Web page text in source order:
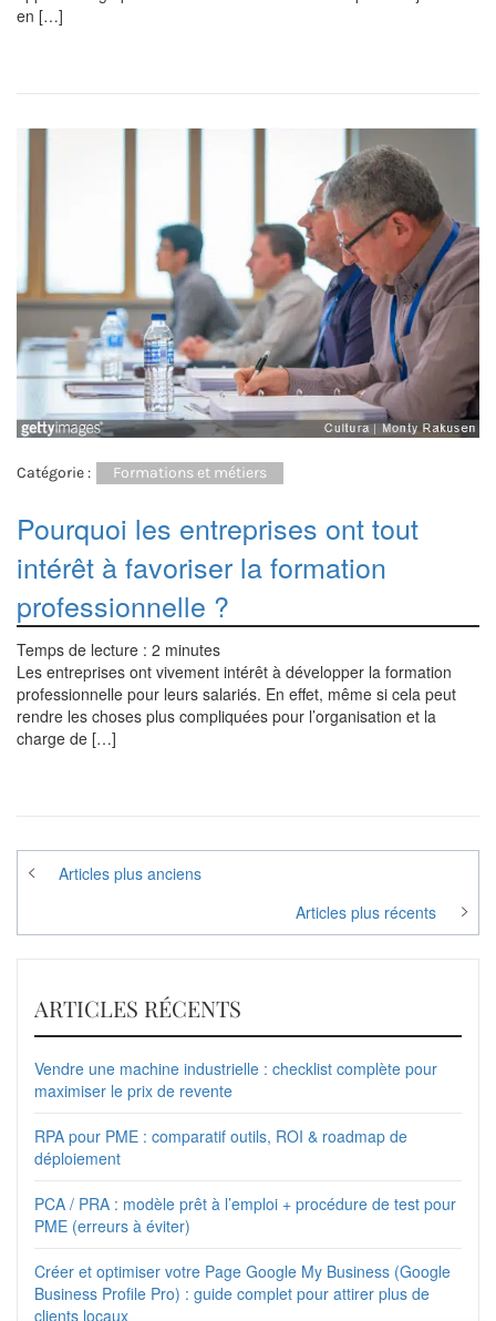
en […]
Catégorie : Formations et métiers
Pourquoi les entreprises ont tout
intérêt à favoriser la formation
professionnelle ?
Temps de lecture : 2 minutes
Les entreprises ont vivement intérêt à développer la formation
professionnelle pour leurs salariés. En effet, même si cela peut
rendre les choses plus compliquées pour l’organisation et la
charge de […]
Navigation
articles
Articles plus anciens
Articles plus récents
ARTICLES RÉCENTS
Vendre une machine industrielle : checklist complète pour
maximiser le prix de revente
RPA pour PME : comparatif outils, ROI & roadmap de
déploiement
PCA / PRA : modèle prêt à l’emploi + procédure de test pour
PME (erreurs à éviter)
Créer et optimiser votre Page Google My Business (Google
Business Profile Pro) : guide complet pour attirer plus de
clients locaux